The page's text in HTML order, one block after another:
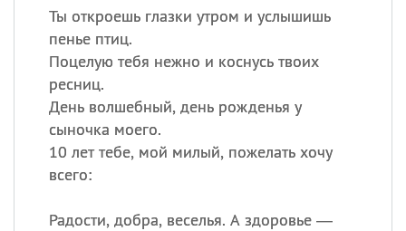
Ты откроешь глазки утром и услышишь
пенье птиц.
Поцелую тебя нежно и коснусь твоих
ресниц.
День волшебный, день рожденья у
сыночка моего.
10 лет тебе, мой милый, пожелать хочу
всего:
Радости, добра, веселья. А здоровье —